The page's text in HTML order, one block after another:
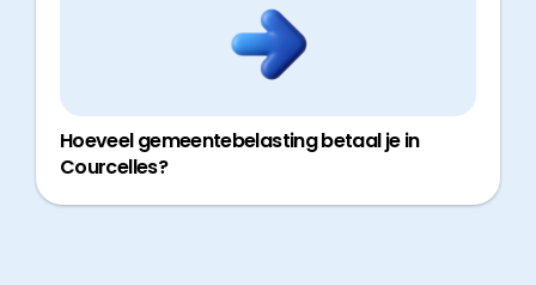
Hoeveel gemeentebelasting betaal je in
Courcelles?